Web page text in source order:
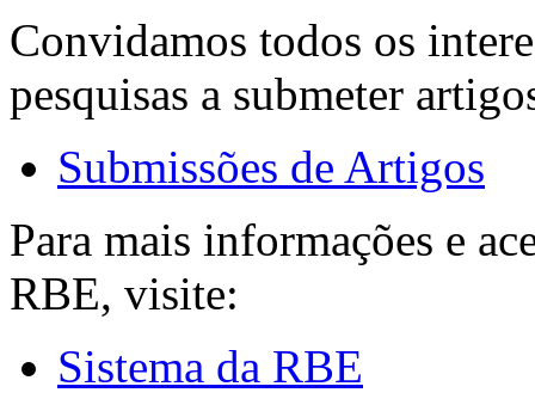
Convidamos todos os
pesquisas a submeter
Submissões de Artigos
Para mais informações e
RBE, visite:
Sistema da RBE